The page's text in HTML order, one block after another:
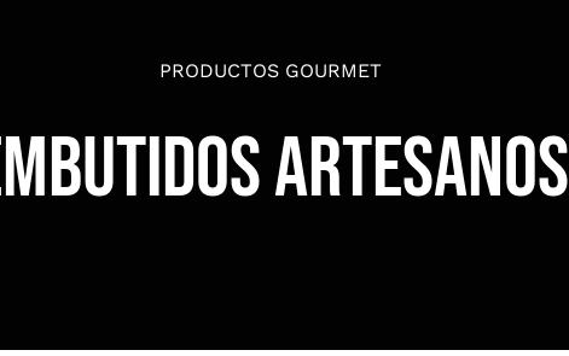
PRODUCTOS GOURMET
Artesanos